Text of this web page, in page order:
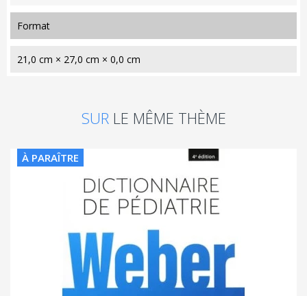
format
21,0 cm × 27,0 cm × 0,0 cm
SUR LE MÊME THÈME
À PARAÎTRE